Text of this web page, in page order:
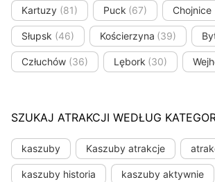
Kartuzy (81) Puck (67) Chojnice
Słupsk (46) Kościerzyna (39)
Człuchów (36) Lębork (30)
SZUKAJ ATRAKCJI WEDŁUG
kaszuby Kaszuby atrakcje
kaszuby historia kaszuby aktywnie